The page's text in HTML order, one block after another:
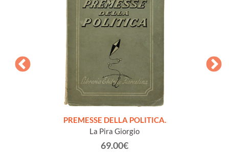
PREMESSE DELLA POLITICA.
La Pira Giorgio
69.00€